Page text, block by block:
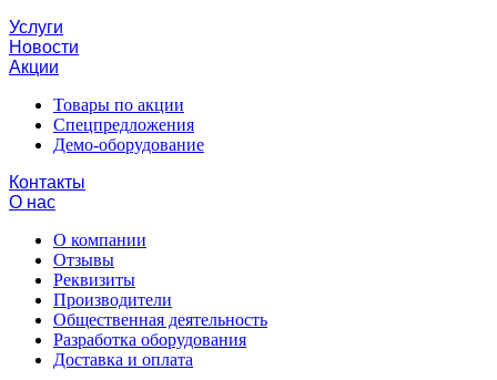
Услуги
Новости
Акции
Товары по акции
Спецпредложения
Демо-оборудование
Контакты
О нас
О компании
Отзывы
Реквизиты
Производители
Общественная деятельность
Разработка оборудования
Доставка и оплата